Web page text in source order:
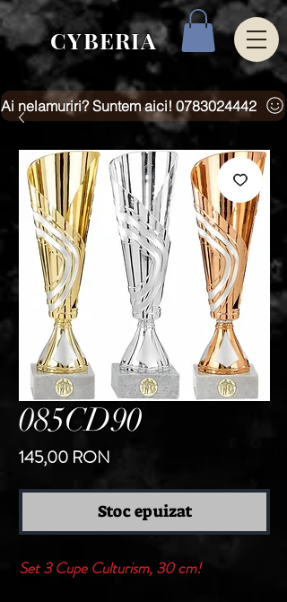
CYBERIA
Ai nelamuriri? Suntem aici! 0783024442
085CD90
145,00 RON
Stoc epuizat
Set 3 Cupe Culturism, 30 cm!